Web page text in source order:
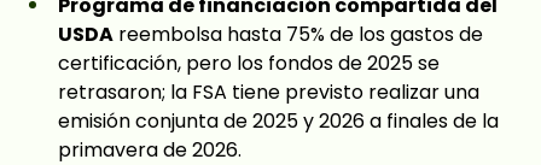
USDA reembolsa hasta 75% de los gastos de
certificación, pero los fondos de 2025 se
retrasaron; la FSA tiene previsto realizar una
emisión conjunta de 2025 y 2026 a finales de la
primavera de 2026.